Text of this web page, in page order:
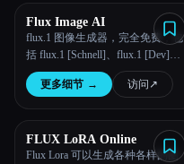
Flux Image AI
flux.1 图像生成器，完全免费，包
括 flux.1 [Schnell]、flux.1 [Dev]、
flux.1 [Pro]
更多细节 → 访问 ↗︎
FLUX LoRA Online
Flux Lora 可以生成各种各样的图